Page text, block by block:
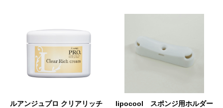
ームです。
ルアンジュプロ クリアリッチ
lipocool スポンジ用ホルダー